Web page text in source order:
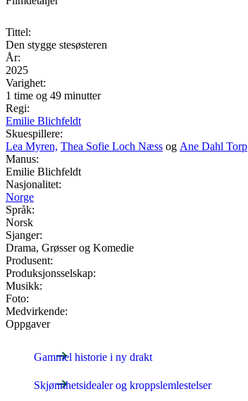
Tittel:
Den stygge stesøsteren
År:
2025
Varighet:
1 time og 49 minutter
Regi:
Emilie Blichfeldt
Skuespillere:
Lea Myren, Thea Sofie Loch Næss og Ane Dahl Torp
Manus:
Emilie Blichfeldt
Nasjonalitet:
Norge
Språk:
Norsk
Sjanger:
Drama, Grøsser og Komedie
Produsent:
Produksjonsselskap:
Musikk:
Foto:
Medvirkende:
Oppgaver
Gammel historie i ny drakt
Skjønnhetsidealer og kroppslemlestelser